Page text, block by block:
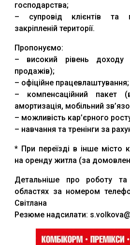
господарства;
– супровід клієнтів
закріпленій території.
Пропонуємо:
– високий рівень
продажів);
– офіційне працевлаштування;
– компенсаційний пакет
амортизація, мобільний
– можливість кар’єрного
– навчання та тренінги за
* При переїзді в інше місто
на оренду житла (за
Детальніше про роботу та
областях за номером
Світлана
Резюме надсилати: